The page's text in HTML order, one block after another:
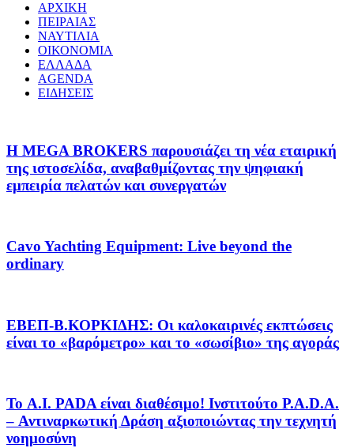
ΑΡΧΙΚΗ
ΠΕΙΡΑΙΑΣ
ΝΑΥΤΙΛΙΑ
ΟΙΚΟΝΟΜΙΑ
ΕΛΛΑΔΑ
AGENDA
ΕΙΔΗΣΕΙΣ
Η MEGA BROKERS παρουσιάζει τη νέα εταιρική
της ιστοσελίδα, αναβαθμίζοντας την ψηφιακή
εμπειρία πελατών και συνεργατών
Cavo Yachting Equipment: Live beyond the
ordinary
EΒΕΠ-Β.ΚΟΡΚΙΔΗΣ: Οι καλοκαιρινές εκπτώσεις
είναι το «βαρόμετρο» και το «σωσίβιο» της αγοράς
Το A.I. PADA είναι διαθέσιμο! Ινστιτούτο P.A.D.A.
– Αντιναρκωτική Δράση αξιοποιώντας την τεχνητή
νοημοσύνη